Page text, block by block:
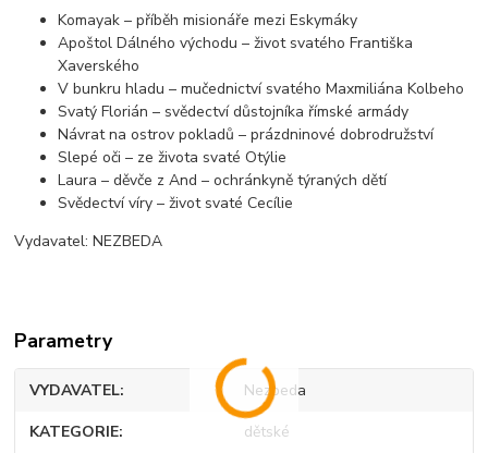
Komayak – příběh misionáře mezi Eskymáky
Apoštol Dálného východu – život svatého Františka
Xaverského
V bunkru hladu – mučednictví svatého Maxmiliána Kolbeho
Svatý Florián – svědectví důstojníka římské armády
Návrat na ostrov pokladů – prázdninové dobrodružství
Slepé oči – ze života svaté Otýlie
Laura – děvče z And – ochránkyně týraných dětí
Svědectví víry – život svaté Cecílie
Vydavatel: NEZBEDA
Parametry
VYDAVATEL Nezbeda
KATEGORIE dětské